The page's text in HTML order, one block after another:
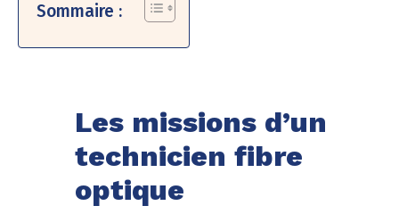
Sommaire :
Les missions d’un
technicien fibre
optique